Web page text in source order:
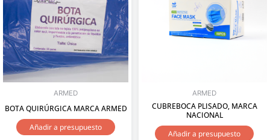
ARMED
BOTA QUIRÚRGICA MARCA ARMED
Añadir a presupuesto
ARMED
CUBREBOCA PLISADO, MARCA
NACIONAL
Añadir a presupuesto